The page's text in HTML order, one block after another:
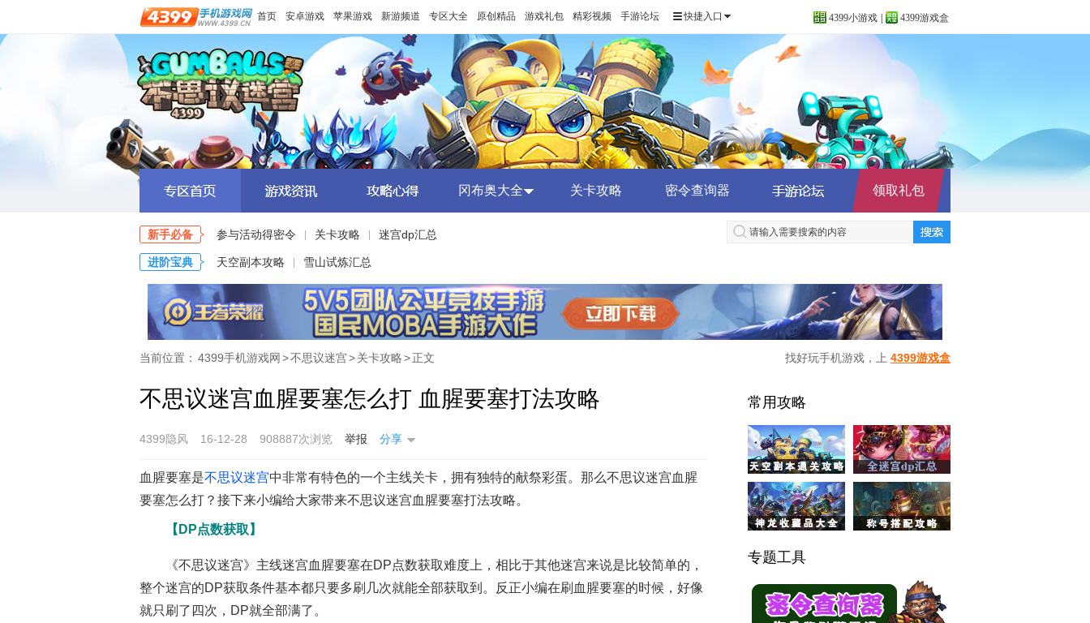
首页 安卓游戏 苹果游戏 新游频道 专区大全 原创精品 游戏礼包 精彩视频 手游论坛 快捷入口 4399小游戏 4399游戏盒
冈布奥大全 关卡攻略 密令查询器 领取礼包
新手必备 参与活动得密令 关卡攻略 迷宫dp汇总
进阶宝典 天空副本攻略 雪山试炼汇总
当前位置： 4399手机游戏网>不思议迷宫>关卡攻略>正文 找好玩手机游戏，上 4399游戏盒
不思议迷宫血腥要塞怎么打 血腥要塞打法攻略
4399隐风 16-12-28 908887次浏览 举报 分享
血腥要塞是不思议迷宫中非常有特色的一个主线关卡，拥有独特的献祭彩蛋。那么不思议迷宫血腥
要塞怎么打？接下来小编给大家带来不思议迷宫血腥要塞打法攻略。
【DP点数获取】
《不思议迷宫》主线迷宫血腥要塞在DP点数获取难度上，相比于其他迷宫来说是比较简单的，
整个迷宫的DP获取条件基本都只要多刷几次就能全部获取到。反正小编在刷血腥要塞的时候，好像
就只刷了四次，DP就全部满了。
常用攻略
专题工具